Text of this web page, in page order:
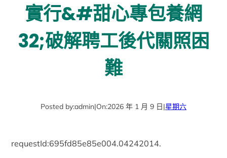
實行&#甜心專包養網
32;破解聘工後代關照困
難
Posted by:admin|On:2026 年 1 月 9 日|星期六
requestId:695fd85e85e004.04242014.